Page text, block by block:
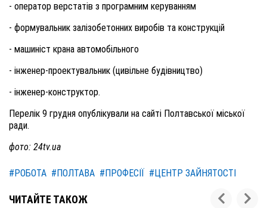
- оператор верстатів з програмним керуванням
- формувальник залізобетонних виробів та конструкцій
- машиніст крана автомобільного
- інженер-проектувальник (цивільне будівництво)
- інженер-конструктор.
Перелік 9 грудня опублікували на сайті Полтавської міської
ради.
фото: 24tv.ua
#РОБОТА #ПОЛТАВА #ПРОФЕСІЇ #ЦЕНТР ЗАЙНЯТОСТІ
ЧИТАЙТЕ ТАКОЖ